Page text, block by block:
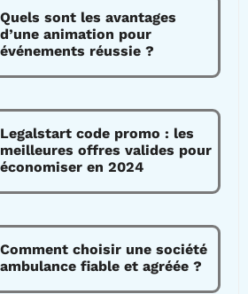
Quels sont les avantages
d’une animation pour
événements réussie ?
Legalstart code promo : les
meilleures offres valides pour
économiser en 2024
Comment choisir une société
ambulance fiable et agréée ?